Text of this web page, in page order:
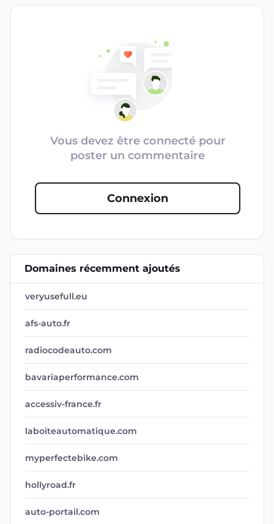
Vous devez être connecté pour
poster un commentaire
Connexion
Domaines récemment ajoutés
veryusefull.eu
afs-auto.fr
radiocodeauto.com
bavariaperformance.com
accessiv-france.fr
laboiteautomatique.com
myperfectebike.com
hollyroad.fr
auto-portail.com